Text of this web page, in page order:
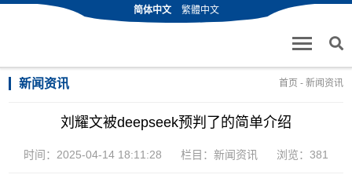
简体中文 繁體中文
新闻资讯 首页 - 新闻资讯
刘耀文被deepseek预判了的简单介绍
时间：2025-04-14 18:11:28 栏目： 新闻资讯 浏览：381